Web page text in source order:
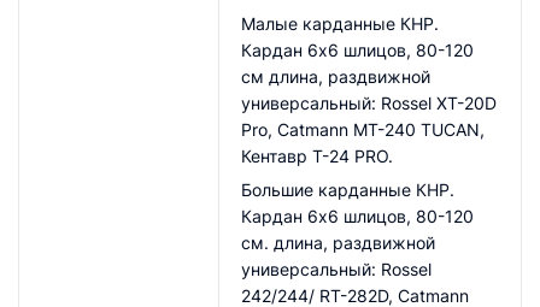
Малые карданные КНР.
Кардан 6х6 шлицов, 80-120
см длина, раздвижной
универсальный: Rossel XT-20D
Pro, Catmann MT-240 TUCAN,
Кентавр Т-24 PRO.
Большие карданные КНР.
Кардан 6х6 шлицов, 80-120
см. длина, раздвижной
универсальный: Rossel
242/244/ RT-282D, Catmann